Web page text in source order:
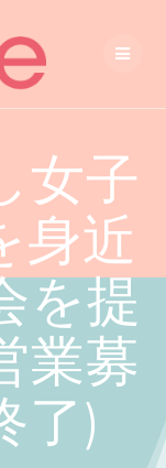
女子
身近
を提
業募
了)